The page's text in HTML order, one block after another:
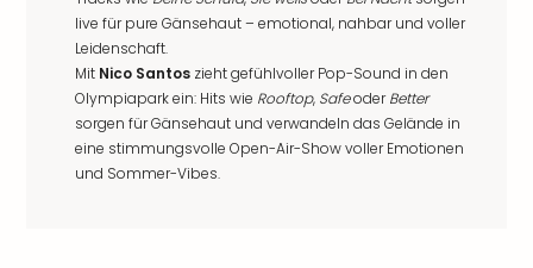
live für pure Gänsehaut – emotional, nahbar und voller
Leidenschaft.
Mit Nico Santos zieht gefühlvoller Pop-Sound in den
Olympiapark ein: Hits wie Rooftop, SafeoderBetter
sorgen für Gänsehaut und verwandeln das Gelände in
eine stimmungsvolle Open-Air-Show voller Emotionen
und Sommer-Vibes.